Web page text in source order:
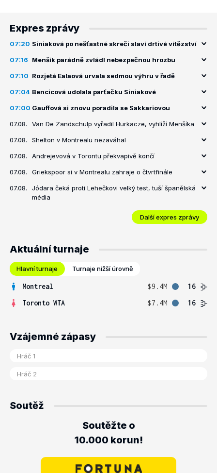
Expres zprávy
07:20 Siniaková po nešťastné skreči slaví drtivé vítězství
07:16 Menšík parádně zvládl nebezpečnou hrozbu
07:10 Rozjetá Ealaová urvala sedmou výhru v řadě
07:04 Bencicová udolala parťačku Siniakové
07:00 Gauffová si znovu poradila se Sakkariovou
07.08. Van De Zandschulp vyřadil Hurkacze, vyhlíží Menšíka
07.08. Shelton v Montrealu nezaváhal
07.08. Andrejevová v Torontu překvapivě končí
07.08. Griekspoor si v Montrealu zahraje o čtvrtfinále
07.08.
Jódara čeká proti Lehečkovi velký test, tuší španělská
média
Další expres zprávy
Aktuální turnaje
Hlavní turnaje Turnaje nižší úrovně
Montreal $9.4M
16
Toronto WTA
$7.4M 16
Vzájemné zápasy
Soutěž
Soutěžte o
10.000 korun!